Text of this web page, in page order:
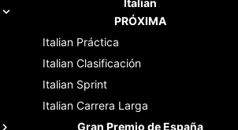
PRÓXIMA
Italian Práctica
Italian Clasificación
Italian Sprint
Italian Carrera Larga
Gran Premio de España